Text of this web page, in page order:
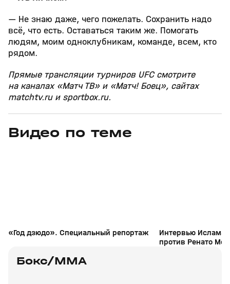
— Не знаю даже, чего пожелать. Сохранить надо
всё, что есть. Оставаться таким же. Помогать
людям, моим одноклубникам, команде, всем, кто
рядом.
Прямые трансляции турниров UFC смотрите
на каналах «Матч ТВ» и «Матч! Боец», сайтах
matchtv.ru и sportbox.ru.
Видео по теме
28 янв 2025, 13:00
«Год дзюдо». Специальный репортаж
Интервью Ислама
против Ренато
Бокс/MMA